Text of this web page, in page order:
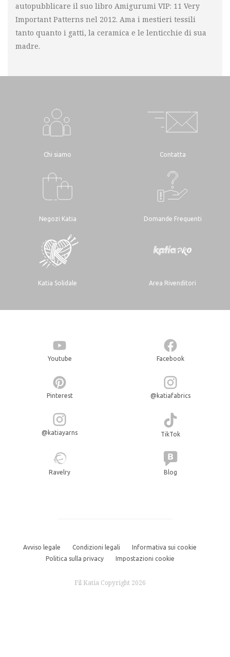
autopubblicare il suo libro Amigurumi VIP: 11 Very
Important Patterns nel 2012. Ama i mestieri tessili
tanto quanto i gatti, la ceramica e le lenticchie di sua
madre.
Chi siamo Contatta
Negozi Katia Domande Frequenti
Katia Solidale Area Rivenditori
Youtube Facebook
Pinterest @katiafabrics
@katiayarns TikTok
Ravelry Blog
Avviso legale Condizioni legali
Informativa sui cookie
Politica sulla privacy
Impostazioni cookie
Fil Katia Copyright 2026